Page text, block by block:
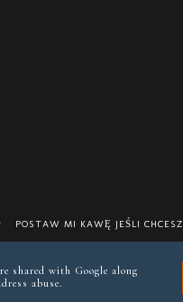
POSTAW MI KAWĘ JEŚLI CHCESZ
shared with Google along
abuse.